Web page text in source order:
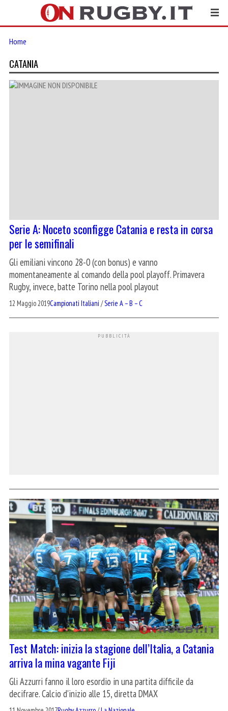
Home
CATANIA
Serie A: Noceto sconfigge Catania e resta in corsa
per le semifinali
Gli emiliani vincono 28-0 (con bonus) e vanno
momentaneamente al comando della pool playoff. Primavera
Rugby, invece, batte Torino nella pool playout
12 Maggio 2019Campionati Italiani /Serie A – B – C
Test Match: inizia la stagione dell’Italia, a Catania
arriva la mina vagante Fiji
Gli Azzurri fanno il loro esordio in una partita difficile da
decifrare. Calcio d'inizio alle 15, diretta DMAX